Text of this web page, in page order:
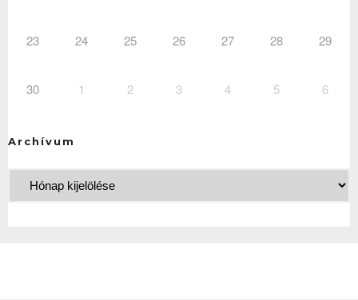
23 24 25 26 27 28 29
30 1 2 3 4 5 6
Archívum